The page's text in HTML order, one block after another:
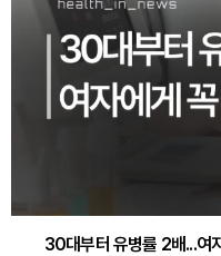
30대부터 유병률 2배...여